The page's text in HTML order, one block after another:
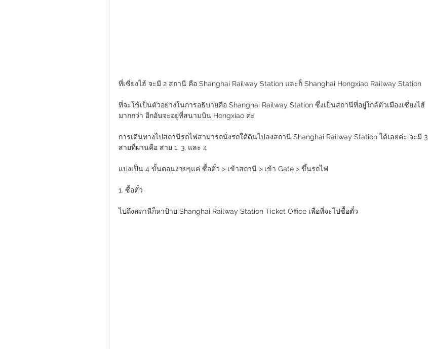
ที่เซี่ยงไฮ้ จะมี 2 สถานี คือ Shanghai Railway Station และก็ Shanghai Hongxiao Railway Station
ที่จะใช้เป็นตัวอย่างในการอธิบายคือ Shanghai Railway Station ซึ่งเป็นสถานีที่อยู่ใกล้ตัวเมืองเซี่ยงไฮ้
มากกว่า อีกอันจะอยู่ที่สนามบิน Hongxiao ค่ะ
การเดินทางไปสถานีรถไฟสามารถนั่งรถใต้ดินไปลงสถานี Shanghai Railway Station ได้เลยค่ะ จะมี 3
สายที่ผ่านคือ สาย 1, 3, และ 4
แบ่งเป็น 4 ขั้นตอนง่ายๆแค่ ซื้อตั๋ว > เข้าสถานี > เข้า Gate > ขึ้นรถไฟ
1. ซื้อตั๋ว
ไปถึงสถานีก็หาป้าย Shanghai Railway Station Ticket Office เพื่อที่จะไปซื้อตั๋ว